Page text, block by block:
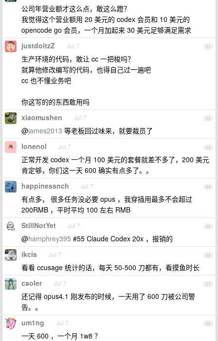
公司年营业额才这么点，敢这么蹬？
我觉得这个营业额用 20 美元的 codex 会员和 10 美元的
opencode go 会员，一个月加起来 30 美元足够满足需求
61
justdoitzZ Jul 7
生产环境的代码，敢让 cc 一把梭吗？
就算他修改编写的代码，也得自己过一遍吧
cc 也不懂业务吧
你这写的的东西敢用吗
62
xiaomushen Jul 7
@james2013 等老板回过味来，就要裁员了
63
lonenol Jul 7
正常开发 codex 一个月 100 美元的套餐就差不多了，200 美元
肯定够，你们这一天 600 确实有点多了。。
64
happinessnch Jul 7
有点多， 很多任务没必要 opus ，我穿插用最多不会超过
200RMB ，平时平均 100 左右 RMB
65
StillNotYet Jul 7
@hamphrey395 #55 Claude Codex 20x ，报销的
66
ikcis Jul 7
看看 ccusage 统计的话，每天 50-500 刀都有，看摸鱼时长
67
caoler Jul 7
还记得 opus4.1 刚发布的时候，一天用了 600 刀被公司警
告。。
68
um1ng Jul 7
一天 600 ，一个月 1w8 ？